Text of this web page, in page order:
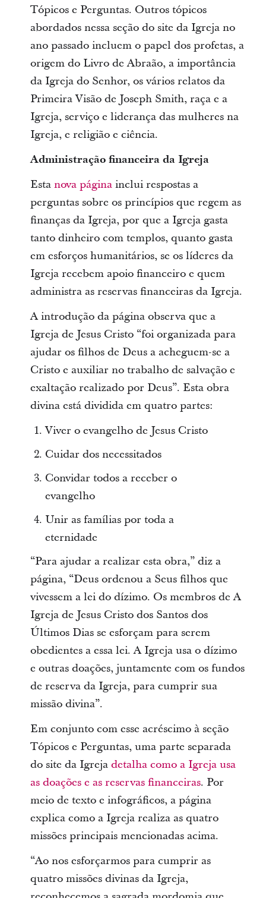
Tópicos e Perguntas. Outros tópicos
abordados nessa seção do site da Igreja no
ano passado incluem o papel dos profetas, a
origem do Livro de Abraão, a importância
da Igreja do Senhor, os vários relatos da
Primeira Visão de Joseph Smith, raça e a
Igreja, serviço e liderança das mulheres na
Igreja, e religião e ciência.
Administração financeira da Igreja
Esta nova páginainclui respostas a
perguntas sobre os princípios que regem as
finanças da Igreja, por que a Igreja gasta
tanto dinheiro com templos, quanto gasta
em esforços humanitários, se os líderes da
Igreja recebem apoio financeiro e quem
administra as reservas financeiras da Igreja.
A introdução da página observa que a
Igreja de Jesus Cristo “foi organizada para
ajudar os filhos de Deus a acheguem-se a
Cristo e auxiliar no trabalho de salvação e
exaltação realizado por Deus”. Esta obra
divina está dividida em quatro partes:
Viver o evangelho de Jesus Cristo
Cuidar dos necessitados
Convidar todos a receber o
evangelho
Unir as famílias por toda a
eternidade
“Para ajudar a realizar esta obra,” diz a
página, “Deus ordenou a Seus filhos que
vivessem a lei do dízimo. Os membros de A
Igreja de Jesus Cristo dos Santos dos
Últimos Dias se esforçam para serem
obedientes a essa lei. A Igreja usa o dízimo
e outras doações, juntamente com os fundos
de reserva da Igreja, para cumprir sua
missão divina”.
Em conjunto com esse acréscimo à seção
Tópicos e Perguntas, uma parte separada
do site da Igreja detalha como a Igreja usa
as doações e as reservas financeiras. Por
meio de texto e infográficos, a página
explica como a Igreja realiza as quatro
missões principais mencionadas acima.
“Ao nos esforçarmos para cumprir as
quatro missões divinas da Igreja,